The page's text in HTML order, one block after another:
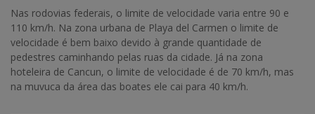
Nas rodovias federais, o limite de velocidade varia entre 90 e
110 km/h. Na zona urbana de Playa del Carmen o limite de
velocidade é bem baixo devido à grande quantidade de
pedestres caminhando pelas ruas da cidade. Já na zona
hoteleira de Cancun, o limite de velocidade é de 70 km/h, mas
na muvuca da área das boates ele cai para 40 km/h.